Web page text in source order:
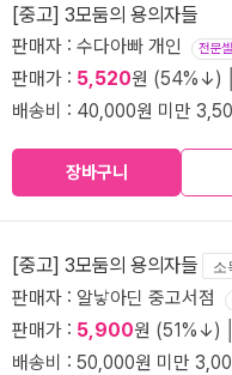
[중고] 3모둠의 용의자들
판매자 : 수다아빠 개인 전문
판매가 : 5,520원 (54%↓)
배송비 : 40,000원 미만
장바구니
[중고] 3모둠의 용의자들 소
판매자 : 알낳아딘 중고서점
판매가 : 5,900원 (51%↓)
배송비 : 50,000원 미만